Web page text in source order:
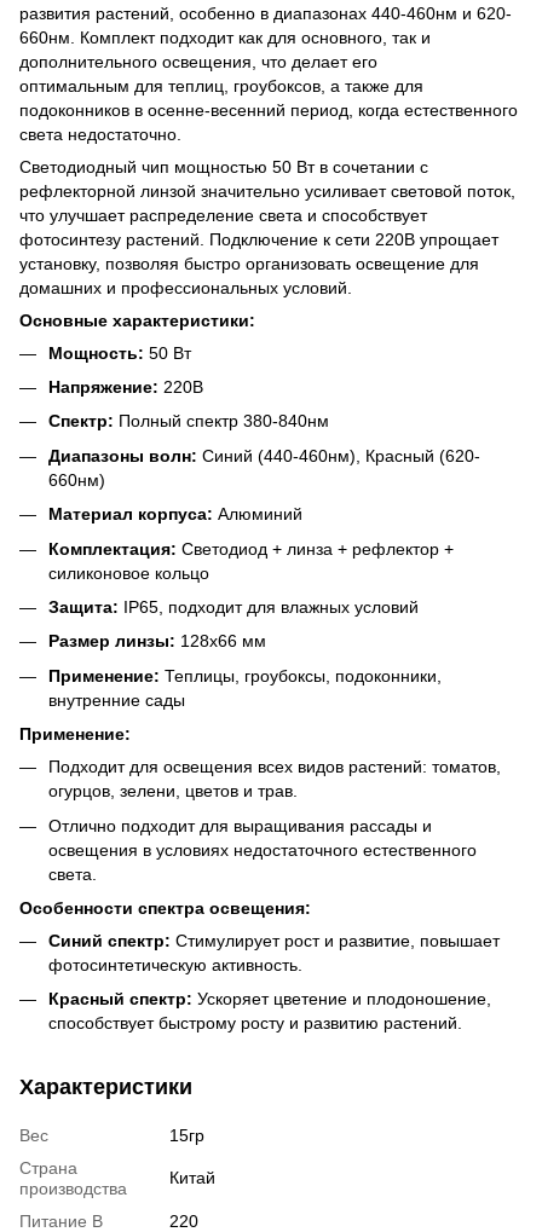
развития растений, особенно в диапазонах 440-460нм и 620-
660нм. Комплект подходит как для основного, так и
дополнительного освещения, что делает его
оптимальным для теплиц, гроубоксов, а также для
подоконников в осенне-весенний период, когда естественного
света недостаточно.
Светодиодный чип мощностью 50 Вт в сочетании с
рефлекторной линзой значительно усиливает световой поток,
что улучшает распределение света и способствует
фотосинтезу растений. Подключение к сети 220В упрощает
установку, позволяя быстро организовать освещение для
домашних и профессиональных условий.
Основные характеристики:
Мощность: 50 Вт
Напряжение: 220В
Спектр: Полный спектр 380-840нм
Диапазоны волн: Синий (440-460нм), Красный (620-
660нм)
Материал корпуса: Алюминий
Комплектация: Светодиод + линза + рефлектор +
силиконовое кольцо
Защита: IP65, подходит для влажных условий
Размер линзы: 128x66 мм
Применение: Теплицы, гроубоксы, подоконники,
внутренние сады
Применение:
Подходит для освещения всех видов растений: томатов,
огурцов, зелени, цветов и трав.
Отлично подходит для выращивания рассады и
освещения в условиях недостаточного естественного
света.
Особенности спектра освещения:
Синий спектр: Стимулирует рост и развитие, повышает
фотосинтетическую активность.
Красный спектр: Ускоряет цветение и плодоношение,
способствует быстрому росту и развитию растений.
Характеристики
Вес
15гр
Страна
производства
Китай
Питание В
220